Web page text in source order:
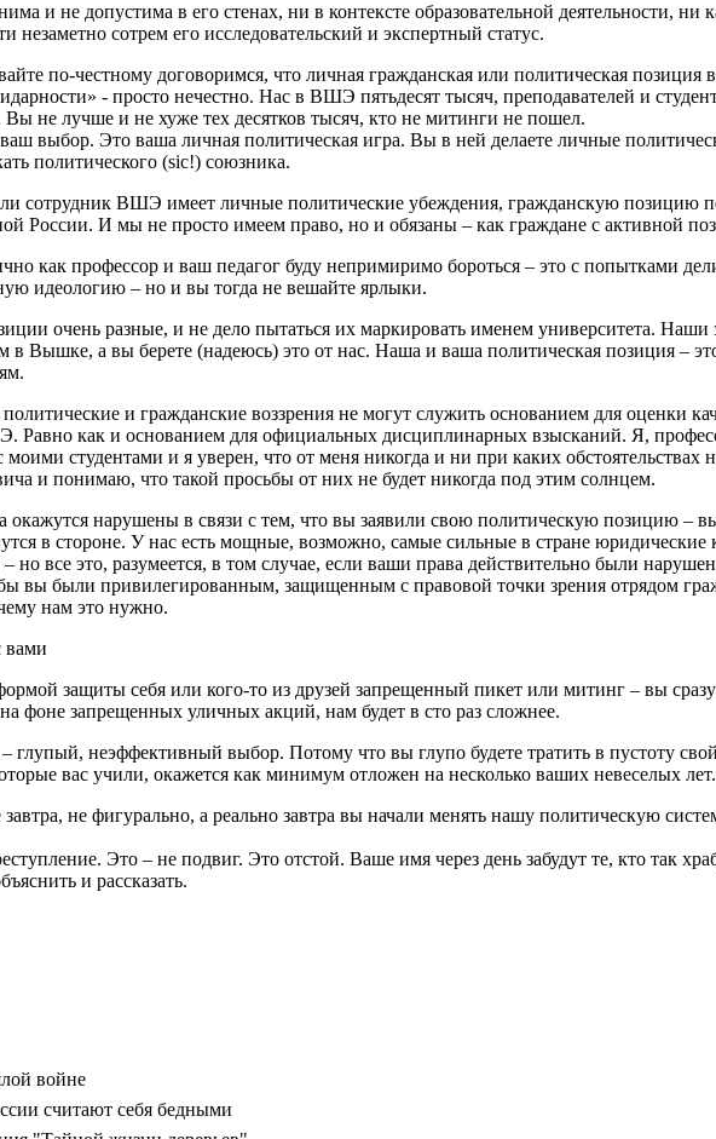
и не допустима в его стенах, ни в контексте образовательной деятельности,
сотрем его исследовательский и экспертный статус.
по-честному договоримся, что личная гражданская или политическая
- просто нечестно. Нас в ВШЭ пятьдесят тысяч, преподавателей и
Вы не лучше и не хуже тех десятков тысяч, кто не митинги не пошел.
выбор. Это ваша личная политическая игра. Вы в ней делаете личные
политического (sic!) союзника.
сотрудник ВШЭ имеет личные политические убеждения, гражданскую позицию
России. И мы не просто имеем право, но и обязаны – как граждане с активной
как профессор и ваш педагог буду непримиримо бороться – это с попытками
идеологию – но и вы тогда не вешайте ярлыки.
очень разные, и не дело пытаться их маркировать именем университета.
в Вышке, а вы берете (надеюсь) это от нас. Наша и ваша политическая позиция –
и гражданские воззрения не могут служить основанием для оценки
Равно как и основанием для официальных дисциплинарных взысканий. Я,
моими студентами и я уверен, что от меня никогда и ни при каких
и понимаю, что такой просьбы от них не будет никогда под этим солнцем.
нарушены в связи с тем, что вы заявили свою политическую позицию –
в стороне. У нас есть мощные, возможно, самые сильные в стране
но все это, разумеется, в том случае, если ваши права действительно были
вы были привилегированным, защищенным с правовой точки зрения отрядом
нам это нужно.
вами
защиты себя или кого-то из друзей запрещенный пикет или митинг – вы
фоне запрещенных уличных акций, нам будет в сто раз сложнее.
глупый, неэффективный выбор. Потому что вы глупо будете тратить в пустоту
вас учили, окажется как минимум отложен на несколько ваших невеселых лет.
не фигурально, а реально завтра вы начали менять нашу политическую
Это – не подвиг. Это отстой. Ваше имя через день забудут те, кто так
и рассказать.
войне
считают себя бедными